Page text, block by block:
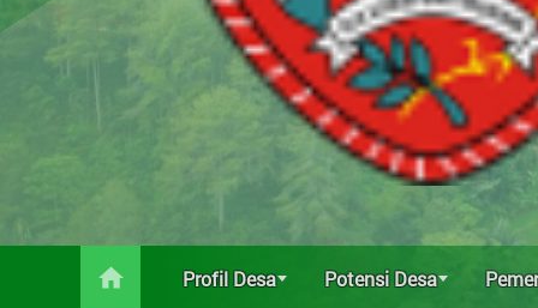
Potensi Desa
Pemerintahan
Data Statistik
Profil Desa Potensi Desa